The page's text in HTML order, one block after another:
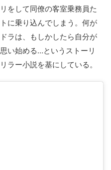
をして同僚の客室乗務員た
に乗り込んでしまう。何が
ラは、もしかしたら自分が
い始める…というストーリ
ラー小説を基にしている。